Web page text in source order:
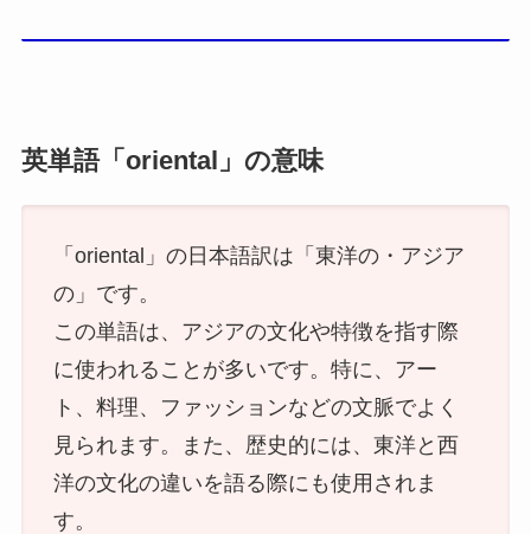
英単語「oriental」の意味
「oriental」の日本語訳は「東洋の・アジア
の」です。
この単語は、アジアの文化や特徴を指す際
に使われることが多いです。特に、アー
ト、料理、ファッションなどの文脈でよく
見られます。また、歴史的には、東洋と西
洋の文化の違いを語る際にも使用されま
す。